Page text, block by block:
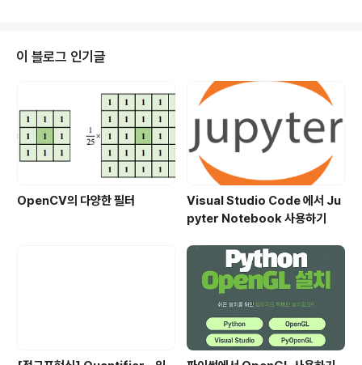
전통적인 스타일로 배치(deploy)된 코드와 결합하여 사용할 수 있다. 대안으
로, 애플리케이션들은 순수 서버리스 형태로 작성할 수 있으며 프로비전된 서버
이 블로그 인기글
OpenCV의 다양한 필터
Visual Studio Code 에서 Ju
pyter Notebook 사용하기